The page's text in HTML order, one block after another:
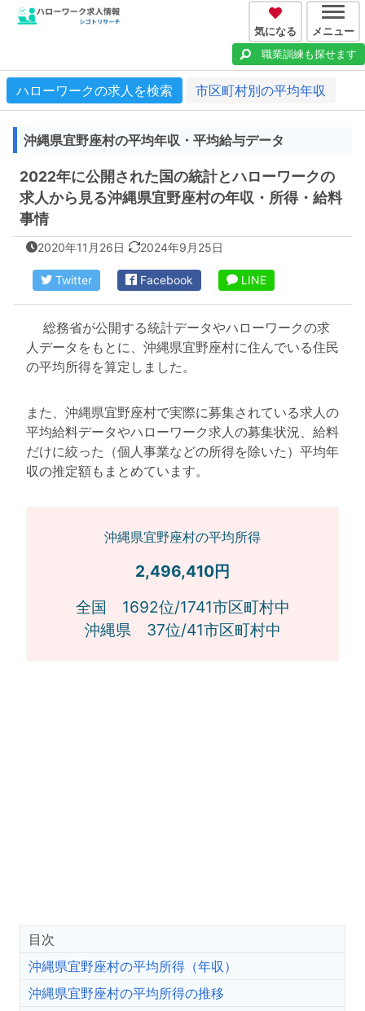
気になる メニュー
職業訓練も探せます
ハローワークの求人を検索 市区町村別の平均年収
沖縄県宜野座村の平均年収・平均給与データ
2022年に公開された国の統計とハローワークの
求人から見る沖縄県宜野座村の年収・所得・給料
事情
2020年11月26日 2024年9月25日
Twitter Facebook LINE
総務省が公開する統計データやハローワークの求
人データをもとに、沖縄県宜野座村に住んでいる住民
の平均所得を算定しました。
また、沖縄県宜野座村で実際に募集されている求人の
平均給料データやハローワーク求人の募集状況、給料
だけに絞った（個人事業などの所得を除いた）平均年
収の推定額もまとめています。
沖縄県宜野座村の平均所得
2,496,410円
全国 1692位/1741市区町村中
沖縄県 37位/41市区町村中
目次
沖縄県宜野座村の平均所得（年収）
沖縄県宜野座村の平均所得の推移